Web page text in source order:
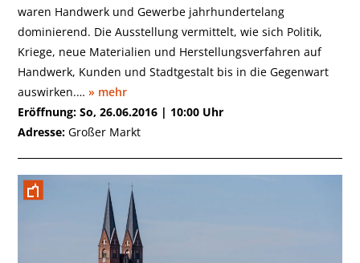
waren Handwerk und Gewerbe jahrhundertelang
dominierend. Die Ausstellung vermittelt, wie sich Politik,
Kriege, neue Materialien und Herstellungsverfahren auf
Handwerk, Kunden und Stadtgestalt bis in die Gegenwart
auswirken.…» mehr
Eröffnung: So, 26.06.2016 | 10:00 Uhr
Adresse: Großer Markt